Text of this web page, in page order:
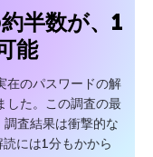
半数が、1
能
在のパスワードの解
した。この調査の最
査結果は衝撃的な
には1分もかから